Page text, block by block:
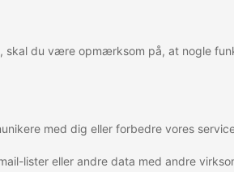
du være opmærksom på, at nogle
med dig eller forbedre vores
lister eller andre data med andre